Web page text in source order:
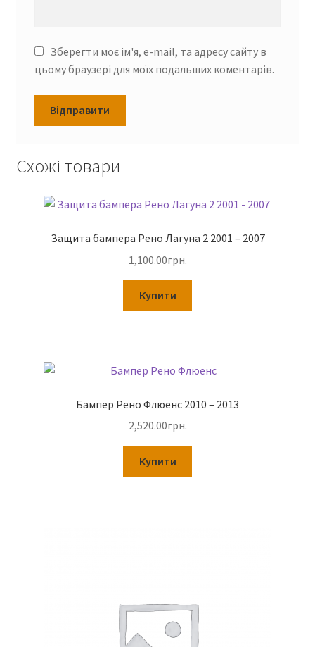
Зберегти моє ім'я, e-mail, та адресу сайту в
цьому браузері для моїх подальших коментарів.
Схожі товари
Защита бампера Рено Лагуна 2 2001 – 2007
1,100.00грн.
Купити
Бампер Рено Флюенс 2010 – 2013
2,520.00грн.
Купити